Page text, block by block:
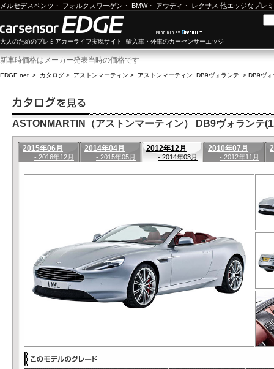
メルセデスベンツ ・ フォルクスワーゲン ・ BMW・ アウディ ・ レクサス 他エッジなプレ
大人のためのプレミアカーライフ実現サイト 輸入車・外車のカーセンサーエッジ
新車時価格はメーカー発表当時の価格です
EDGE.net > カタログ > アストンマーティン > アストンマーティン DB9ヴォランテ > DB9ヴ
ASTONMARTIN（アストンマーティン） DB9ヴォランテ
2015年06月
- 2016年12月
2014年04月
- 2015年05月
2012年12月
- 2014年03月
2010年07月
- 2012年11月